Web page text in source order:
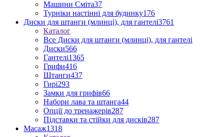
Машини Сміта37
Турніки настінні для будинку176
Диски для штанги (млинці), для гантелі3761
Каталог
Все Диски для штанги (млинці), для гантелі
Диски566
Гантелі1365
Грифи416
Штанги437
Гирі293
Замки для грифів66
Набори лава та штанга44
Опції до тренажерів287
Підставки та стійки для дисків287
Масаж1318